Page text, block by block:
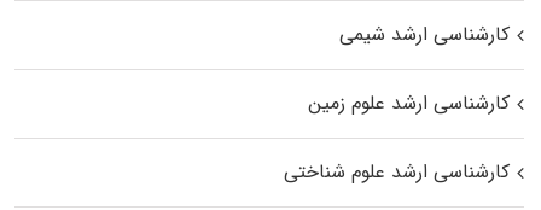
کارشناسی ارشد شیمی
کارشناسی ارشد علوم زمین
کارشناسی ارشد علوم شناختی